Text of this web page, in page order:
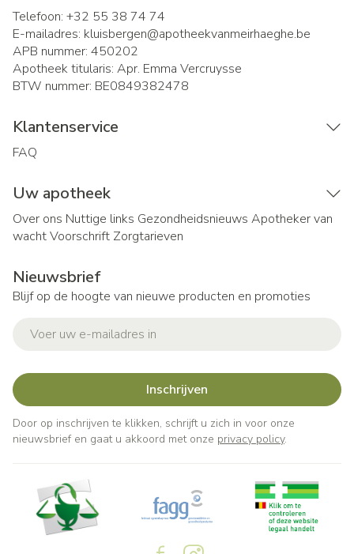
Telefoon: +32 55 38 74 74
E-mailadres: kluisbergen@apotheekvanmeirhaeghe.be
APB nummer: 450202
Apotheek titularis: Apr. Emma Vercruysse
BTW nummer: BE0849382478
Klantenservice
FAQ
Uw apotheek
Over ons Nuttige links Gezondheidsnieuws Apotheker van
wachtVoorschrift Zorgtarieven
Nieuwsbrief
Blijf op de hoogte van nieuwe producten en promoties
Inschrijven
Door op inschrijven te klikken, schrijft u zich in voor onze
nieuwsbrief en gaat u akkoord met onze privacy policy.